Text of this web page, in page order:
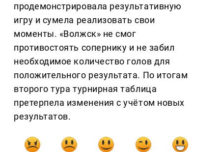
продемонстрировала результативную
игру и сумела реализовать свои
моменты. «Волжск» не смог
противостоять сопернику и не забил
необходимое количество голов для
положительного результата. По итогам
второго тура турнирная таблица
претерпела изменения с учётом новых
результатов.